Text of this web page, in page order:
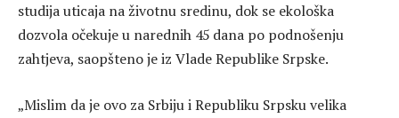
studija uticaja na životnu sredinu, dok se ekološka
dozvola očekuje u narednih 45 dana po podnošenju
zahtjeva, saopšteno je iz Vlade Republike Srpske.
„Mislim da je ovo za Srbiju i Republiku Srpsku velika